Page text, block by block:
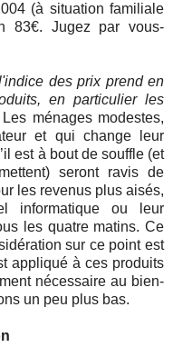
(à situation familiale
83€. Jugez par vous-
des prix prend en
en particulier les
ménages modestes,
et qui change leur
est à bout de souffle (et
seront ravis de
les revenus plus aisés,
informatique ou leur
les quatre matins. Ce
sur ce point est
appliqué à ces produits
nécessaire au bien-
un peu plus bas.